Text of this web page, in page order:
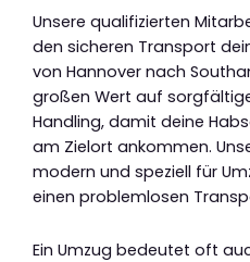
Unsere qualifizierten
den sicheren Transport
von Hannover nach
großen Wert auf
Handling, damit deine
am Zielort ankommen.
modern und speziell für
einen problemlosen
Ein Umzug bedeutet oft